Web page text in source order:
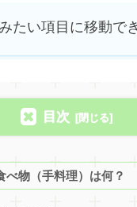
たい項目に移動で
目次
べ物（手料理）は何？